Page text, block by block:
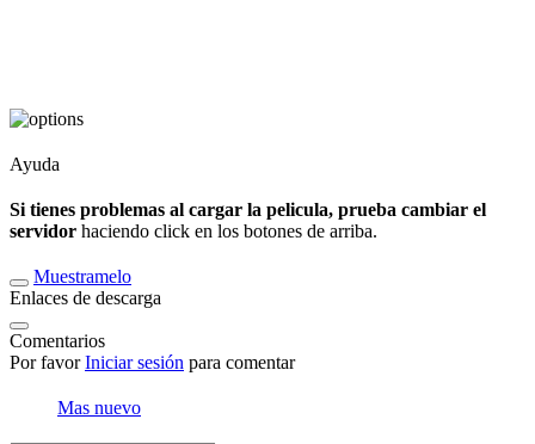
Ayuda
Si tienes problemas al cargar la pelicula, prueba cambiar el
servidor haciendo click en los botones de arriba.
Muestramelo
Enlaces de descarga
Comentarios
Por favorIniciar sesión para comentar
Mas nuevo